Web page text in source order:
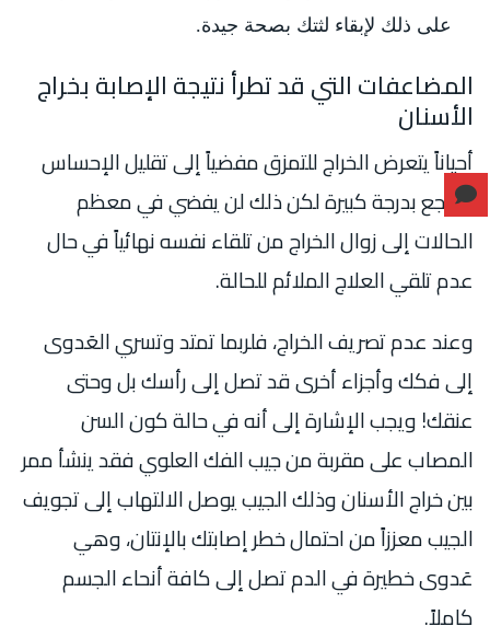
على ذلك لإبقاء لثتك بصحة جيدة.
المضاعفات التي قد تطرأ نتيجة الإصابة بخراج
الأسنان
أحياناً يتعرض الخراج للتمزق مفضياً إلى تقليل الإحساس
بالوجع بدرجة كبيرة لكن ذلك لن يفضي في معظم
الحالات إلى زوال الخراج من تلقاء نفسه نهائياً في حال
عدم تلقي العلاج الملائم للحالة.
وعند عدم تصريف الخراج، فلربما تمتد وتسري العَدوى
إلى فكك وأجزاء أخرى قد تصل إلى رأسك بل وحتى
عنقك! ويجب الإشارة إلى أنه في حالة كون السن
المصاب على مقربة من جيب الفك العلوي فقد ينشأ ممر
بين خراج الأسنان وذلك الجيب يوصل الالتهاب إلى تجويف
الجيب معززاً من احتمال خطر إصابتك بالإنتان، وهي
عَدوى خطيرة في الدم تصل إلى كافة أنحاء الجسم
كاملاً.